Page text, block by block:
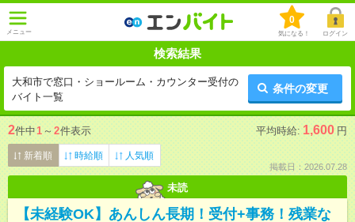
メニュー
0
気になる！ ログイン
検索結果
大和市で窓口・ショールーム・カウンター受付の
バイト一覧
条件の変更
2件中1 ～ 2件表示 平均時給: 1,600 円
新着順 時給順 人気順
掲載日：2026.07.28
未読
【未経験OK】あんしん長期！受付+事務！残業な